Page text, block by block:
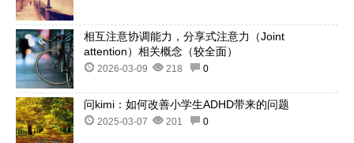
相互注意协调能力，分享式注意力（Joint
attention）相关概念（较全面）
2026-03-09 218 0
问kimi：如何改善小学生ADHD带来的问题
2025-03-07 201 0